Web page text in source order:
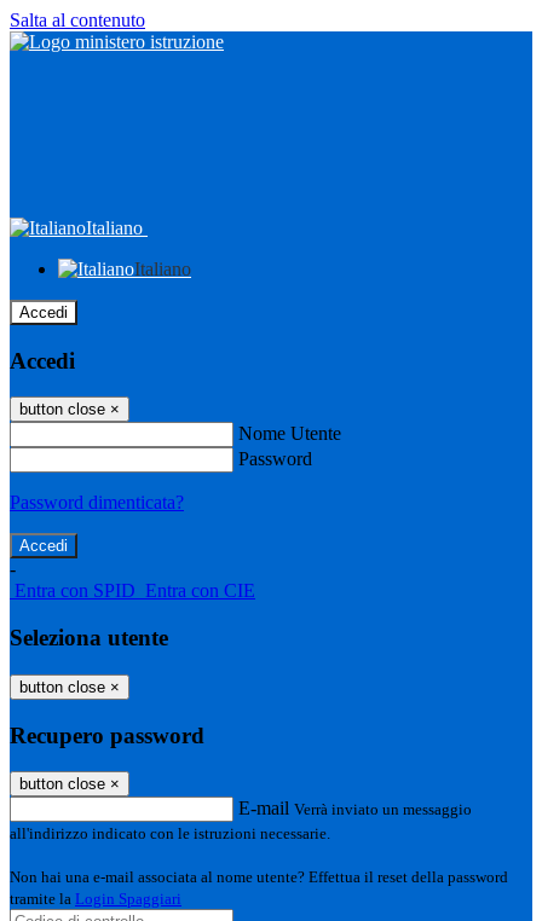
Salta al contenuto
Italiano
Italiano
Accedi
Accedi
button close ×
Nome Utente
Password
Password dimenticata?
-
Entra con SPID Entra con CIE
Seleziona utente
button close ×
Recupero password
button close ×
E-mail Verrà inviato un messaggio
all'indirizzo indicato con le istruzioni necessarie.
Non hai una e-mail associata al nome utente? Effettua il reset della password
tramite la Login Spaggiari